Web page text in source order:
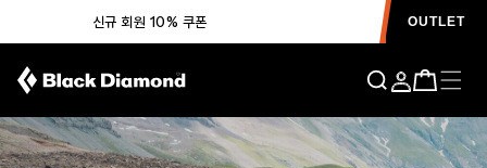
신규 회원 10% 쿠폰 OUTLET